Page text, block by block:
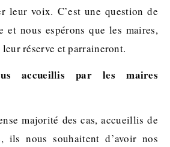
leur voix. C’est une question de
et nous espérons que les maires,
réserve et parraineront.
accueillis par les maires
majorité des cas, accueillis de
ils nous souhaitent d’avoir nos